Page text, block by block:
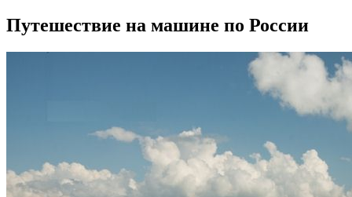
Путешествие на машине по России